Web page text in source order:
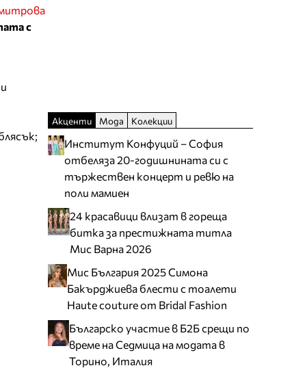
с
Акценти Мода Колекции
Институт Конфуций – София
отбеляза 20-годишнината си с
тържествен концерт и ревю на
поли мамиен
24 красавици влизат в гореща
битка за престижната титла
Мис Варна 2026
Мис България 2025 Симона
Бакърджиева блести с тоалети
Haute couture от Bridal Fashion
Българско участие в Б2Б срещи по
време на Седмица на модата в
Торино, Италия